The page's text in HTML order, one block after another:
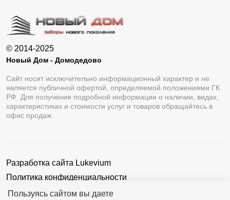
Пользуясь сайтом вы даете
© 2014-2025
Новый Дом - Домодедово
Сайт носит исключительно информационный характер и не
является публичной офертой, определяемой положениями ГК
РФ. Для получения подробной информации о наличии, видах,
характеристиках и стоимости услуг и товаров обращайтесь в
офис продаж.
Разработка сайта Lukevium
Политика конфиденциальности
Пользовательское соглашение